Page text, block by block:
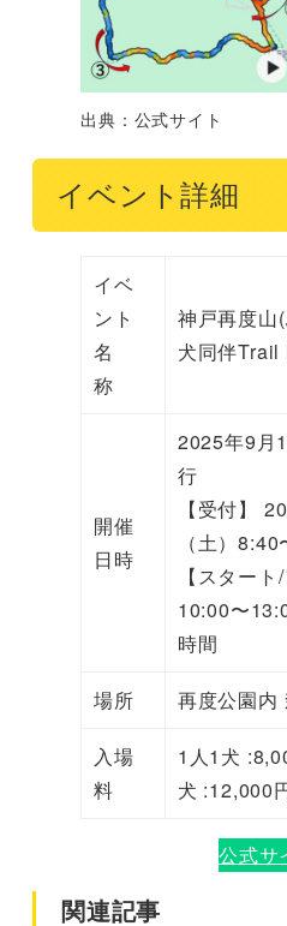
出典：公式サイト
イベント詳細
イベ
ント
名
称
神戸再度山
犬同伴Trail
開催
日時
2025年9月
行
【受付】
（土）
【スタート
10:00〜
時間
場所 再度公園内
入場
料
1人1犬
犬 :12,000
公式サ
関連記事